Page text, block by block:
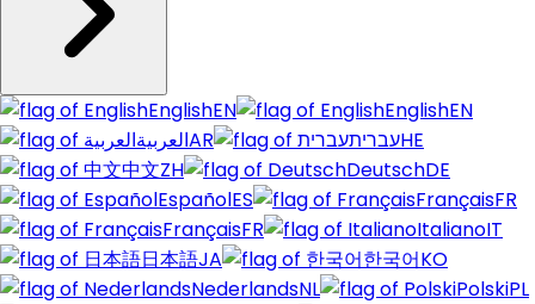
EnglishEN EnglishEN
العربيةAR עבריתHE
中文ZH DeutschDE
EspañolES FrançaisFR
FrançaisFR ItalianoIT
日本語JA 한국어KO
NederlandsNL PolskiPL